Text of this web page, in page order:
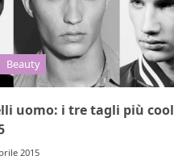
Beauty
uomo: i tre tagli più cool
2015